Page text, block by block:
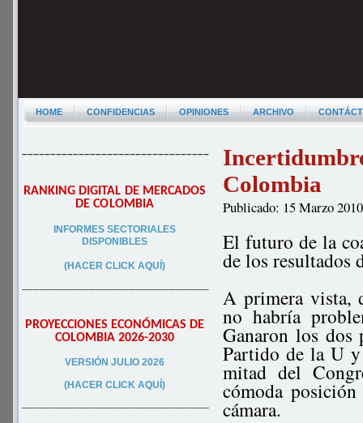
HOME CONFIDENCIAS OPINIONES ARCHIVO
–––––––––––––––––––––––––––––––––
RANKING DIGITAL DE MERCADOS
DE COLOMBIA
INFORMES SECTORIALES
DISPONIBLES
(HACER CLICK AQUÍ)
–––––––––––––––––––––––––––––––––
PROYECCIONES ECONÓMICAS DE
COLOMBIA 2026-2030
VERSIÓN JULIO 2026
(HACER CLICK AQUÍ)
–––––––––––––––––––––––––––––––––
Colombia
Publicado: 15 Marzo 2010
El futuro de la
de los resultados
A primera vista,
no habría
Ganaron los
Partido de la U
mitad del
cómoda
cámara.